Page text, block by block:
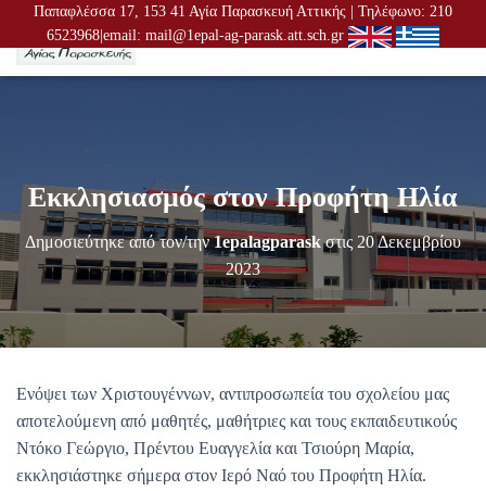
Παπαφλέσσα 17, 153 41 Αγία Παρασκευή Αττικής | Τηλέφωνο: 210
6523968|email: mail@1epal-ag-parask.att.sch.gr
Ν
Ή
Π
Λ
Ο
Ή
Εκκλησιασμός στον Προφήτη Ηλία
Δημοσιεύτηκε από τον/την1epalagparaskστις 20 Δεκεμβρίου
2023
Ενόψει των Χριστουγέννων, αντιπροσωπεία του σχολείου μας
αποτελούμενη από μαθητές, μαθήτριες και τους εκπαιδευτικούς
Ντόκο Γεώργιο, Πρέντου Ευαγγελία και Τσιούρη Μαρία,
εκκλησιάστηκε σήμερα στον Ιερό Ναό του Προφήτη Ηλία.